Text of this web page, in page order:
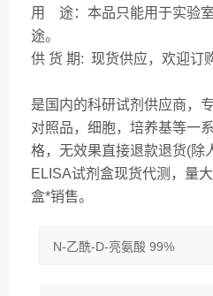
用 途：本品只能用于实验
途。
供 货 期: 现货供应，欢迎订
是国内的科研试剂供应商，
对照品，细胞，培养基等一
格，无效果直接退款退货(除
ELISA试剂盒现货代测，量
盒*销售。